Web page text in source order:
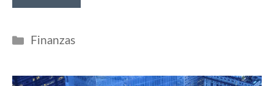
Categorías
Finanzas